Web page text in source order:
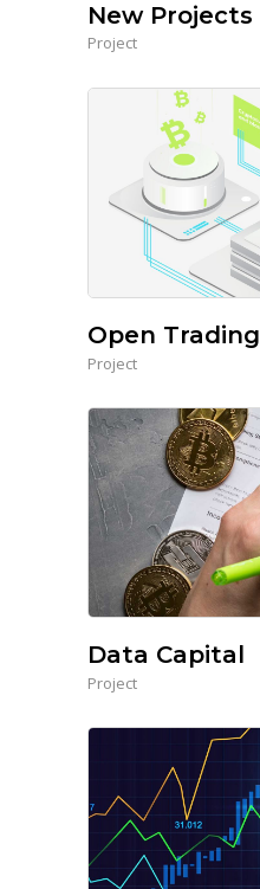
New Projects
Project
Open Trading
Project
Data Capital
Project